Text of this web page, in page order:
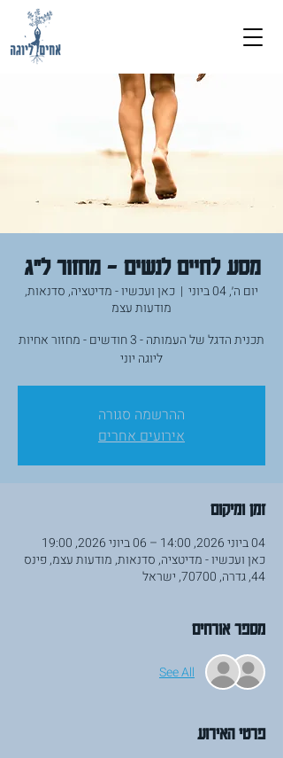
מסע לחיים לנשים - מחזור ל״ג
יום ה׳, 04 ביוני
  |
כאן ועכשיו - מדיטציה, סדנאות,
מודעות עצמ
תכנית הדגל של העמותה - 3 חודשים - מחזור אחיות
ליוגה יוני
ההרשמה סגורה
אירועים אחרים
זמן ומיקום
04 ביוני 2026, 14:00 – 06 ביוני 2026, 19:00
כאן ועכשיו - מדיטציה, סדנאות, מודעות עצמ, פינס
44, גדרה, 70700, ישראל
מספר אורחים
See All
פרטי האירוע